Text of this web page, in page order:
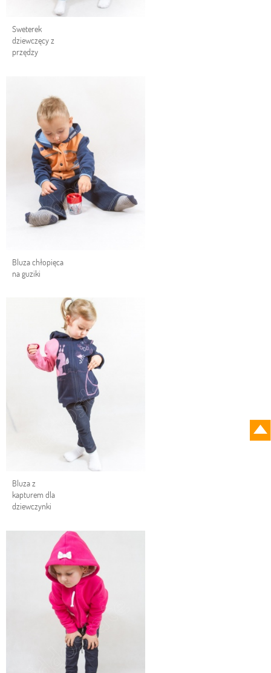
Sweterek
dziewczęcy z
przędzy
Bluza chłopięca
na guziki
Bluza z
kapturem dla
dziewczynki